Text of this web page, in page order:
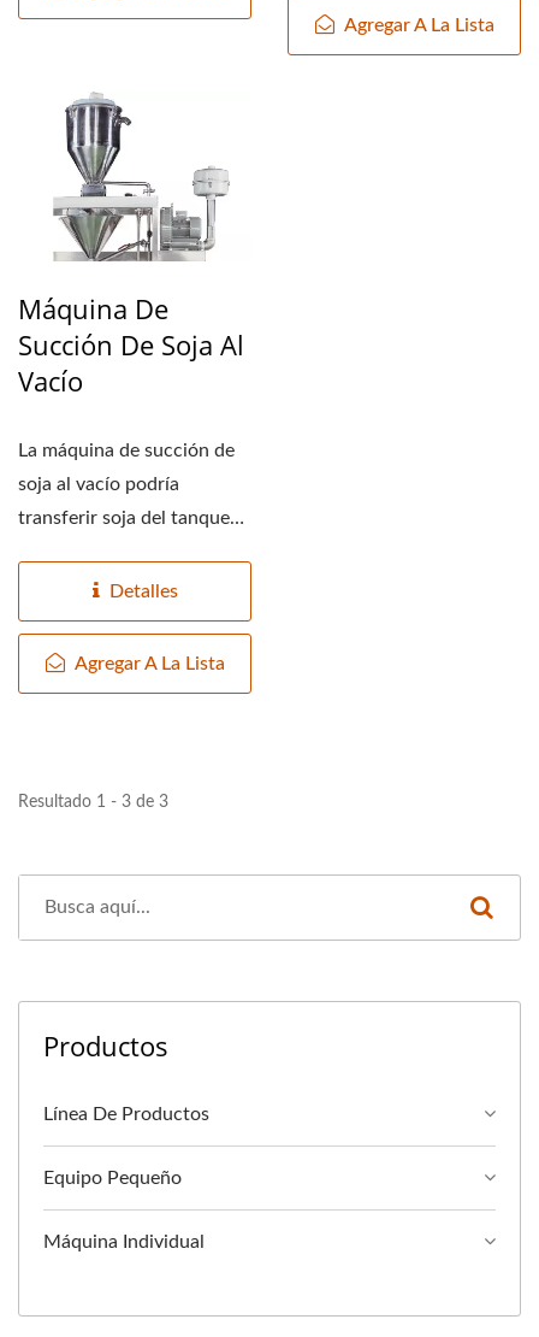
Agregar A La Lista
Máquina De
Succión De Soja Al
Vacío
La máquina de succión de
soja al vacío podría
transferir soja del tanque
Detalles
Agregar A La Lista
Resultado 1 - 3 de 3
Productos
Línea De Productos
Equipo Pequeño
Máquina Individual